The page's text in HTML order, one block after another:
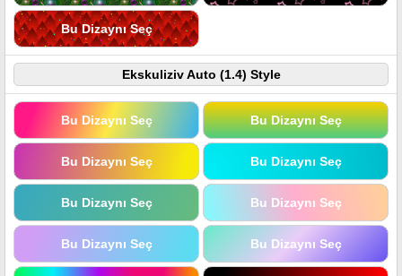
Bu Dizaynı Seç
Ekskuliziv Auto (1.4) Style
Bu Dizaynı Seç Bu Dizaynı Seç
Bu Dizaynı Seç Bu Dizaynı Seç
Bu Dizaynı Seç Bu Dizaynı Seç
Bu Dizaynı Seç Bu Dizaynı Seç